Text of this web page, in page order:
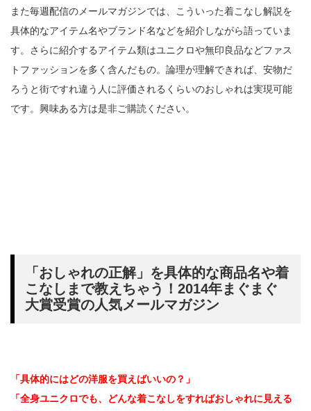
また毎週配信のメールマガジンでは、こういった着こなし解説を
具体的なアイテム名やブランド名などを紹介しながら語っていま
す。さらに紹介するアイテム類はユニクロや無印良品などファス
トファッションを多く含んだもの。論理が理解できれば、安物だ
ろうと街ですれ違う人に評価されるくらいのおしゃれは実現可能
です。興味ある方は是非ご購読ください。
「おしゃれの正解」を具体的な商品名や着
こなしまで教えちゃう！2014年まぐまぐ
大賞受賞の人気メールマガジン
「具体的にはどの洋服を買えばいいの？」
「全身ユニクロでも、どんな着こなしをすればおしゃれに見える